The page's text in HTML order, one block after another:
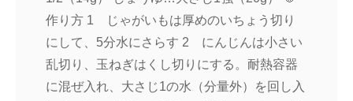
作り方 1 じゃがいもは厚めのいちょう切り
にして、5分水にさらす 2 にんじんは小さい
乱切り、玉ねぎはくし切りにする。耐熱容器
に混ぜ入れ、大さじ1の水（分量外）を回し入